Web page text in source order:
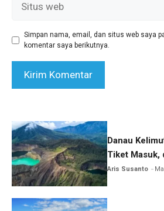
Simpan nama, email, dan situs web saya
komentar saya berikutnya.
Danau
Tiket Masuk,
Aris Susanto